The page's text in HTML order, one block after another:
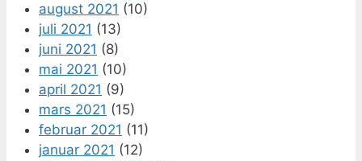
august 2021 (10)
juli 2021 (13)
juni 2021 (8)
mai 2021 (10)
april 2021 (9)
mars 2021 (15)
februar 2021 (11)
januar 2021 (12)